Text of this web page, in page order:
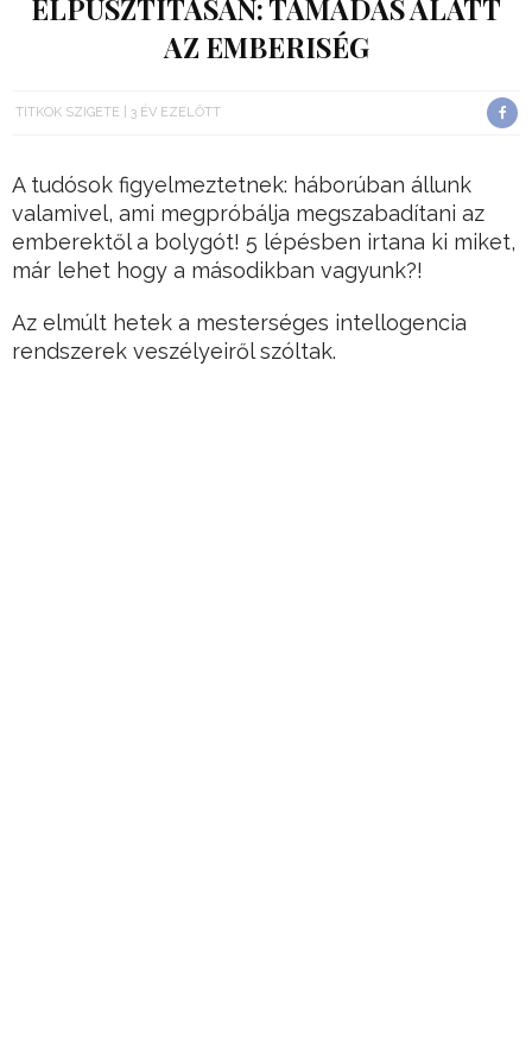
ELPUSZTÍTÁSÁN: TÁMADÁS ALATT
AZ EMBERISÉG
TITKOK SZIGETE 3 ÉV EZELŐTT
A tudósok figyelmeztetnek: háborúban állunk
valamivel, ami megpróbálja megszabadítani az
emberektől a bolygót! 5 lépésben irtana ki miket,
már lehet hogy a másodikban vagyunk?!
Az elmúlt hetek a mesterséges intellogencia
rendszerek veszélyeiről szóltak.